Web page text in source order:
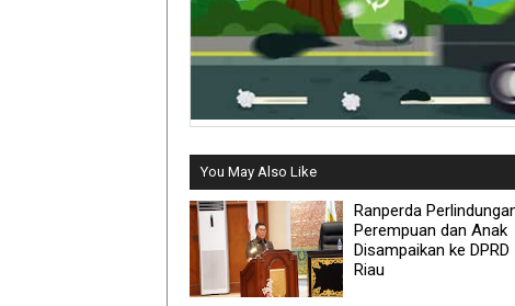
You May Also Like
Ranperda
Perempuan dan Anak
Disampaikan ke DPRD
Riau